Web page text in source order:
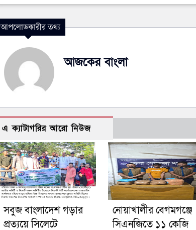
আপলোডকারীর তথ্য
আজকের বাংলা
এ ক্যাটাগরির আরো নিউজ
সবুজ বাংলাদেশ গড়ার
প্রত্যয়ে সিলেটে
নোয়াখালীর বেগমগঞ্জে
সিএনজিতে ১১ কেজি